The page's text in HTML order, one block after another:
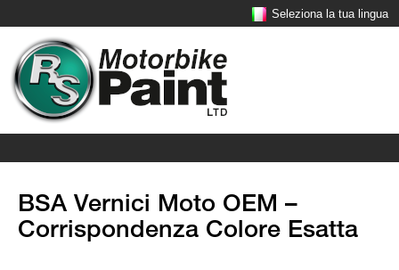
Seleziona la tua lingua
BSA Vernici Moto OEM –
Corrispondenza Colore Esatta